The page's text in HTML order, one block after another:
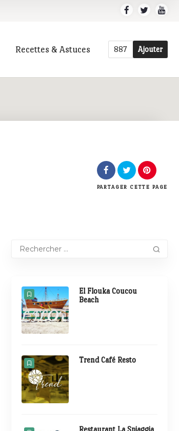
Recettes & Astuces 887 Ajouter
PARTAGER CETTE PAGE
El Flouka Coucou
Beach
Trend Café Resto
Restaurant La Spiaggia